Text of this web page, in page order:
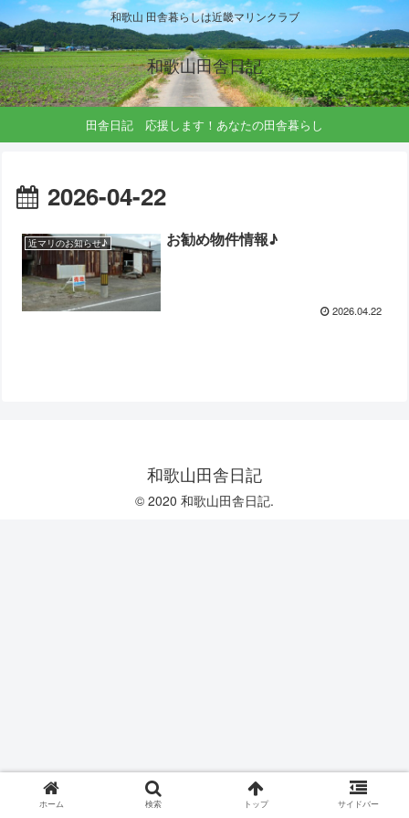
和歌山 田舎暮らしは近畿マリンクラブ
和歌山田舎日記
田舎日記 応援します！あなたの田舎暮らし
2026-04-22
近マリのお知らせ♪ お勧め物件情報♪
2026.04.22
和歌山田舎日記
© 2020 和歌山田舎日記.
ホーム 検索 トップ サイドバー